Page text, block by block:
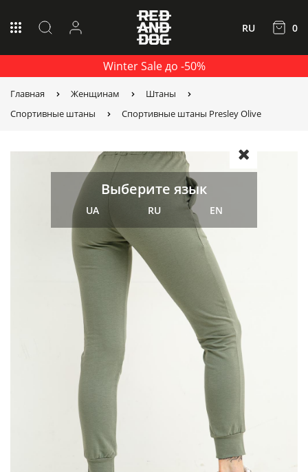
Winter Sale до -50%
RU 0
Главная Женщинам
Штаны
Спортивные штаны
Спортивные штаны Presley Olive
Выберите язык
UA RU EN